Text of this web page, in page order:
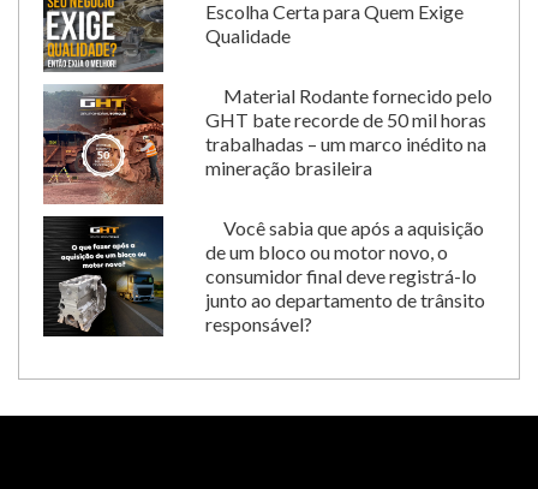
Escolha Certa para Quem Exige
Qualidade
Material Rodante fornecido pelo
GHT bate recorde de 50 mil horas
trabalhadas – um marco inédito na
mineração brasileira
Você sabia que após a aquisição
de um bloco ou motor novo, o
consumidor final deve registrá-lo
junto ao departamento de trânsito
responsável?